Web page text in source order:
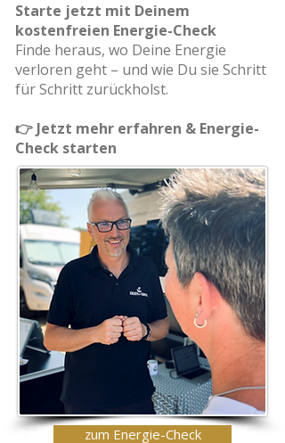
Starte jetzt mit Deinem
kostenfreien Energie-Check
Finde heraus, wo Deine Energie
verloren geht – und wie Du sie Schritt
für Schritt zurückholst.
👉 Jetzt mehr erfahren & Energie-
Check starten
zum Energie-Check